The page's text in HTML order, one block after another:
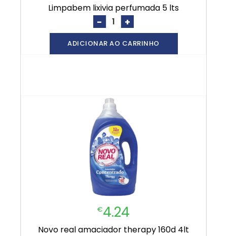
limpabem lixivia perfumada 5 lts
- +
ADICIONAR AO CARRINHO
€4.24
novo real amaciador therapy 160d 4lt